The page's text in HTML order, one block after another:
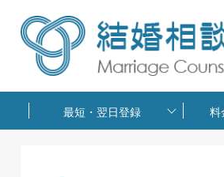
最短・翌日登録 料